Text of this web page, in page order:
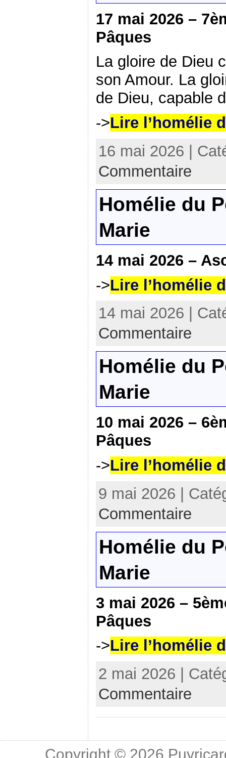
17 mai 2026 –
Pâques
La gloire de Dieu
son Amour. La
de Dieu, capable
->Lire l’homélie
16 mai 2026 |
Commentaire
Homélie du
Marie
14 mai 2026 –
->Lire l’homélie
14 mai 2026 |
Commentaire
Homélie du
Marie
10 mai 2026 –
Pâques
->Lire l’homélie
9 mai 2026 |
Commentaire
Homélie du
Marie
3 mai 2026 –
Pâques
->Lire l’homélie
2 mai 2026 |
Commentaire
Copyright © 2026